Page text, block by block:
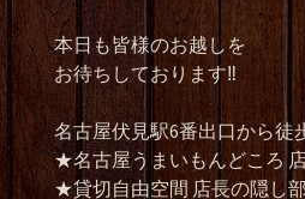
本日も皆様のお越しを
お待ちしております‼️
名古屋伏見駅6番出口から徒
★名古屋うまいもんどころ
★貸切自由空間 店長の隠し